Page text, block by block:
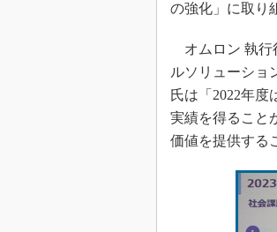
の強化」に取り
オムロン 執行
ルソリューショ
氏は「2022年
実績を得ること
価値を提供する